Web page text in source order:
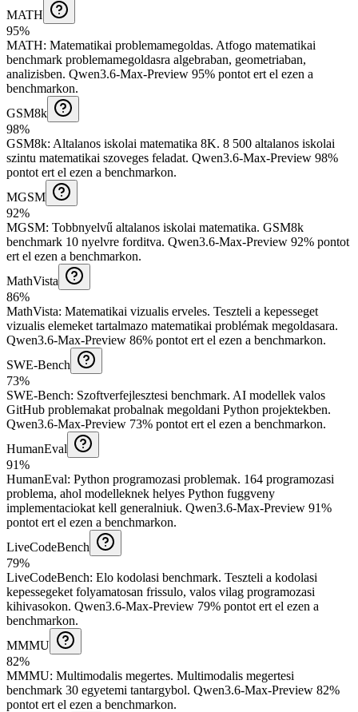
MATH
95%
MATH: Matematikai problemamegoldas. Atfogo matematikai
benchmark problemamegoldasra algebraban, geometriaban,
analizisben. Qwen3.6-Max-Preview 95% pontot ert el ezen a
benchmarkon.
GSM8k
98%
GSM8k: Altalanos iskolai matematika 8K. 8 500 altalanos iskolai
szintu matematikai szoveges feladat. Qwen3.6-Max-Preview 98%
pontot ert el ezen a benchmarkon.
MGSM
92%
MGSM: Tobbnyelvű altalanos iskolai matematika. GSM8k
benchmark 10 nyelvre forditva. Qwen3.6-Max-Preview 92% pontot
ert el ezen a benchmarkon.
MathVista
86%
MathVista: Matematikai vizualis erveles. Teszteli a kepesseget
vizualis elemeket tartalmazo matematikai problémak megoldasara.
Qwen3.6-Max-Preview 86% pontot ert el ezen a benchmarkon.
SWE-Bench
73%
SWE-Bench: Szoftverfejlesztesi benchmark. AI modellek valos
GitHub problemakat probalnak megoldani Python projektekben.
Qwen3.6-Max-Preview 73% pontot ert el ezen a benchmarkon.
HumanEval
91%
HumanEval: Python programozasi problemak. 164 programozasi
problema, ahol modelleknek helyes Python fuggveny
implementaciokat kell generalniuk. Qwen3.6-Max-Preview 91%
pontot ert el ezen a benchmarkon.
LiveCodeBench
79%
LiveCodeBench: Elo kodolasi benchmark. Teszteli a kodolasi
kepessegeket folyamatosan frissulo, valos vilag programozasi
kihivasokon. Qwen3.6-Max-Preview 79% pontot ert el ezen a
benchmarkon.
MMMU
82%
MMMU: Multimodalis megertes. Multimodalis megertesi
benchmark 30 egyetemi tantargybol. Qwen3.6-Max-Preview 82%
pontot ert el ezen a benchmarkon.